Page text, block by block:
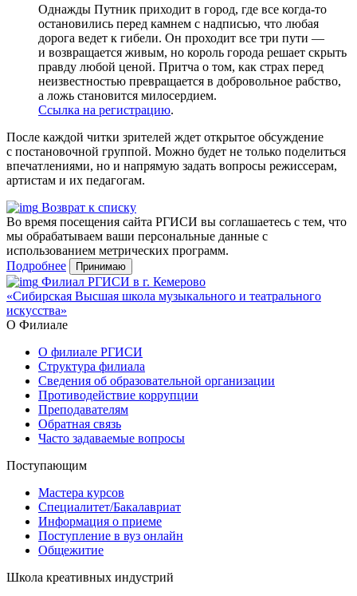
Однажды Путник приходит в город, где все когда-то
остановились перед камнем с надписью, что любая
дорога ведет к гибели. Он проходит все три пути —
и возвращается живым, но король города решает скрыть
правду любой ценой. Притча о том, как страх перед
неизвестностью превращается в добровольное рабство,
а ложь становится милосердием.
Ссылка на регистрацию.
После каждой читки зрителей ждет открытое обсуждение
с постановочной группой. Можно будет не только поделиться
впечатлениями, но и напрямую задать вопросы режиссерам,
артистам и их педагогам.
Возврат к списку
Во время посещения сайта РГИСИ вы соглашаетесь с тем, что
мы обрабатываем ваши персональные данные с
использованием метрических программ.
Подробнее
Принимаю
Филиал РГИСИ в г. Кемерово
«Сибирская Высшая школа музыкального и театрального
искусства»
О Филиале
О филиале РГИСИ
Структура филиала
Сведения об образовательной организации
Противодействие коррупции
Преподавателям
Обратная связь
Часто задаваемые вопросы
Поступающим
Мастера курсов
Специалитет/Бакалавриат
Информация о приеме
Поступление в вуз онлайн
Общежитие
Школа креативных индустрий